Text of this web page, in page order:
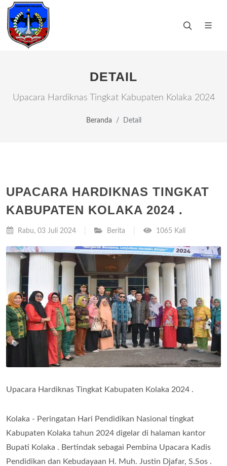
DETAIL
Upacara Hardiknas Tingkat Kabupaten Kolaka 2024
Beranda Detail
UPACARA HARDIKNAS TINGKAT
KABUPATEN KOLAKA 2024 .
Rabu, 03 Juli 2024 Berita 1065 Kali
Upacara Hardiknas Tingkat Kabupaten Kolaka 2024 .
Kolaka - Peringatan Hari Pendidikan Nasional tingkat
Kabupaten Kolaka tahun 2024 digelar di halaman kantor
Bupati Kolaka . Bertindak sebagai Pembina Upacara Kadis
Pendidikan dan Kebudayaan H. Muh. Justin Djafar, S.Sos .